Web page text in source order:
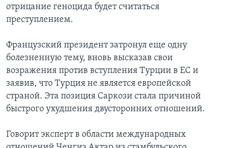
отрицание геноцида будет считаться
преступлением.
Французский президент затронул еще одну
болезненную тему, вновь высказав свои
возражения против вступления Турции в ЕС и
заявив, что Турция не является европейской
страной. Эта позиция Саркози стала причиной
быстрого ухудшения двусторонних отношений.
Говорит эксперт в области международных